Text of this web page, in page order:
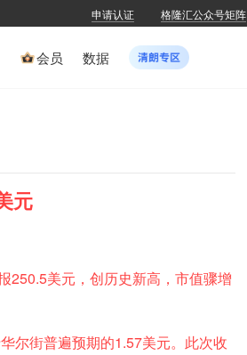
申请认证 格隆汇公众号矩阵
会员 数据
元
250.5美元，创历史新高，市值骤增
尔街普遍预期的1.57美元。此次收